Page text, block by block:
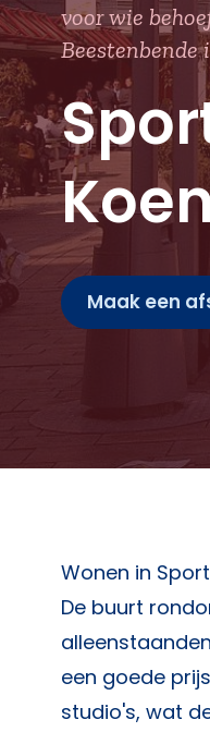
voor wie
Beestenbende
Maak een
Wonen in
De buurt
een goede
studio's, wat